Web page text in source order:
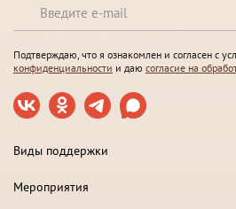
Подтверждаю, что я ознакомлен и согласен с
конфиденциальности и даю согласие на
Виды поддержки
Мероприятия